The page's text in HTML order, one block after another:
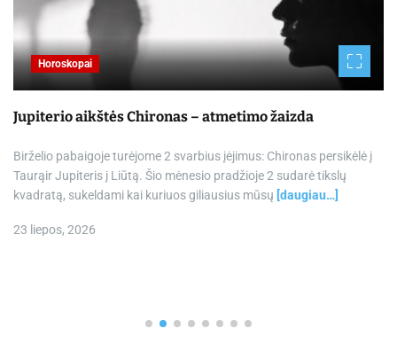
Horoskopai
Jupiterio aikštės Chironas – atmetimo žaizda
Birželio pabaigoje turėjome 2 svarbius įėjimus: Chironas persikėlė į
Taurąir Jupiteris į Liūtą. Šio mėnesio pradžioje 2 sudarė tikslų
kvadratą, sukeldami kai kuriuos giliausius mūsų [daugiau…]
23 liepos, 2026